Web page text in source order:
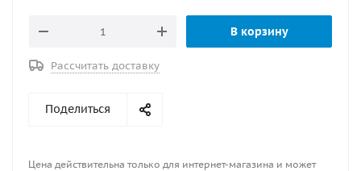
В корзину
Рассчитать доставку
Поделиться
Цена действительна только для интернет-магазина и может